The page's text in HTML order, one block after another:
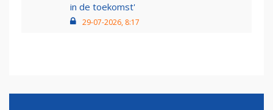
in de toekomst'
29-07-2026, 8:17